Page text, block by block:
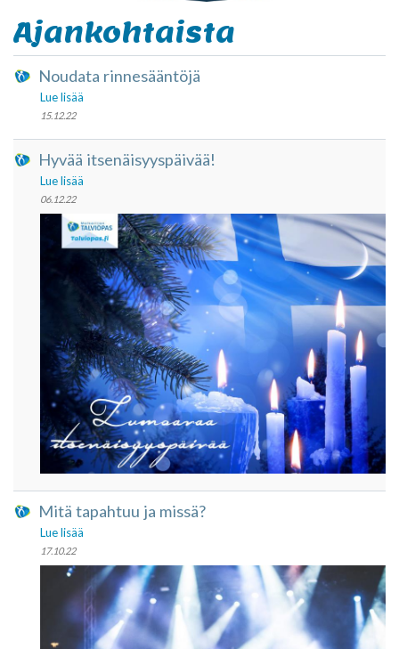
Ajankohtaista
Noudata rinnesääntöjä
Lue lisää
15.12.22
Hyvää itsenäisyyspäivää!
Lue lisää
06.12.22
Mitä tapahtuu ja missä?
Lue lisää
17.10.22